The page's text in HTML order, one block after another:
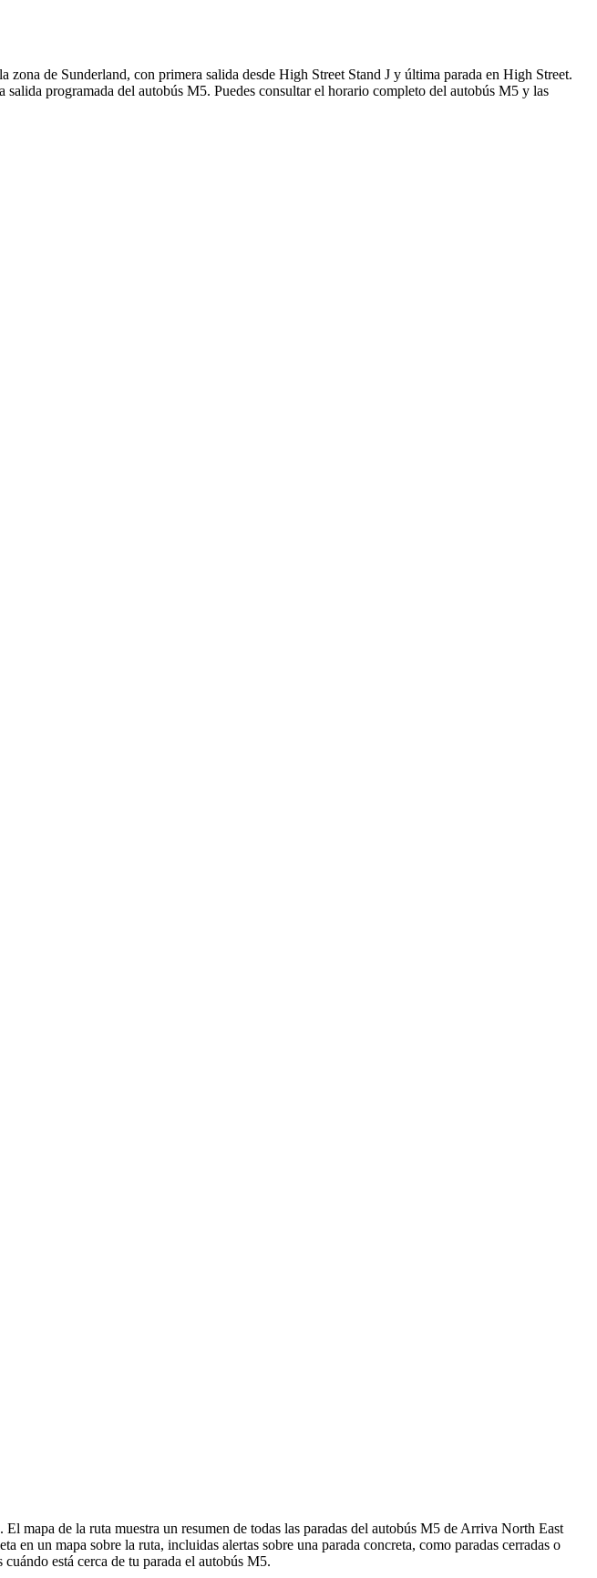
de Sunderland, con primera salida desde High Street Stand J y última parada en High Street.
programada del autobús M5. Puedes consultar el horario completo del autobús M5 y las
mapa de la ruta muestra un resumen de todas las paradas del autobús M5 de Arriva North East
en un mapa sobre la ruta, incluidas alertas sobre una parada concreta, como paradas cerradas o
está cerca de tu parada el autobús M5.